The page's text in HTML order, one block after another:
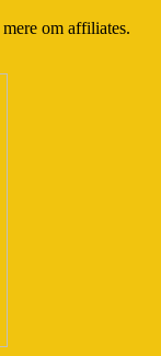
om affiliates.